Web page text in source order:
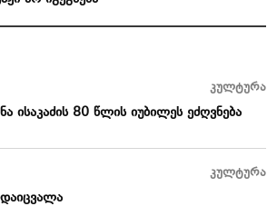
კულტურა
ისაკაძის 80 წლის იუბილეს ეძღვნება
კულტურა